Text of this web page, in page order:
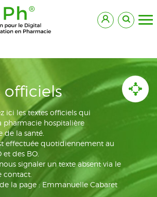
officiels
ici les textes officiels qui
pharmacie hospitalière
de la santé.
effectuée quotidiennement au
et des BO.
signaler un texte absent via le
contact.
la page : Emmanuelle Cabaret